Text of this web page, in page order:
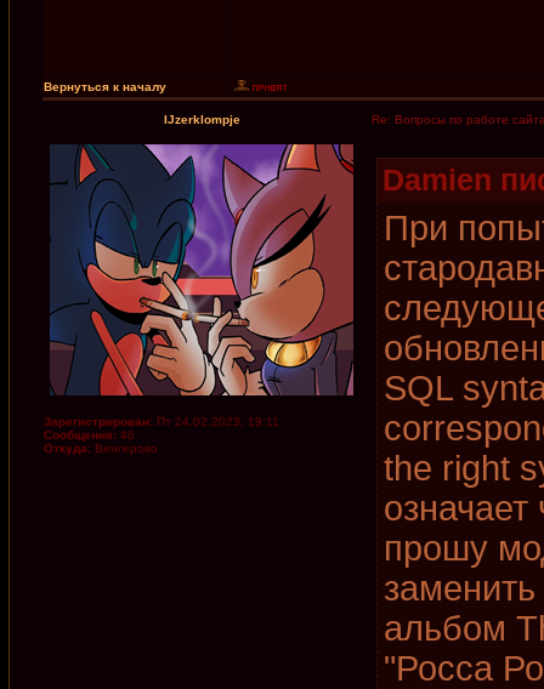
Вернуться к началу
IJzerklompje Re: Вопросы по работе
Зарегистрирован: Пт 24.02.2023, 19:11
Сообщения: 46
Откуда: Венгерово
Damien
При
SQL
the right
означает
прошу
альбом
"Росса